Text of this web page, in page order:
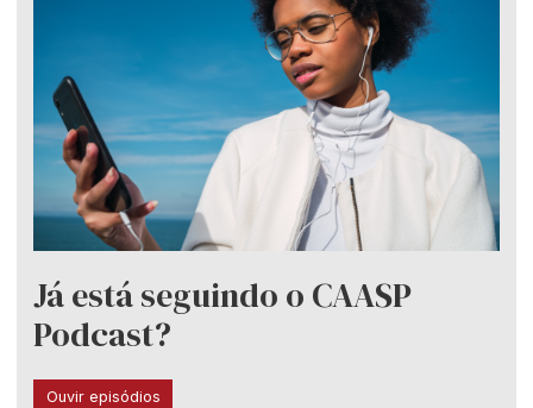
Já está seguindo o CAASP
Podcast?
Ouvir episódios